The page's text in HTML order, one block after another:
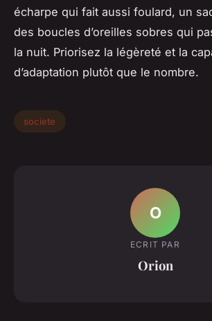
écharpe qui fait aussi foulard, un
des boucles d’oreilles sobres qui
la nuit. Priorisez la légèreté et la
d’adaptation plutôt que le nombre.
societe
O
ECRIT PAR
Orion